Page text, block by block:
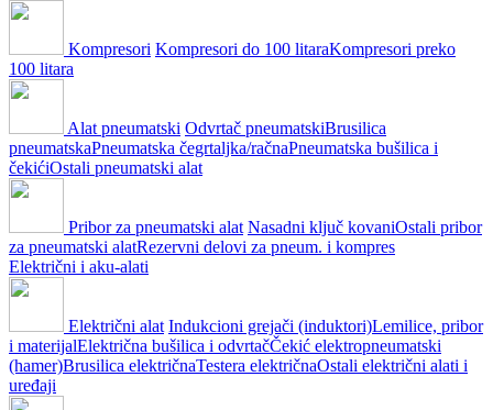
Kompresori Kompresori do 100 litaraKompresori preko
100 litara
Alat pneumatski Odvrtač pneumatskiBrusilica
pneumatskaPneumatska čegrtaljka/račnaPneumatska bušilica i
čekićiOstali pneumatski alat
Pribor za pneumatski alat Nasadni ključ kovaniOstali pribor
za pneumatski alatRezervni delovi za pneum. i kompres
Električni i aku-alati
Električni alat Indukcioni grejači (induktori)Lemilice, pribor
i materijalElektrična bušilica i odvrtačČekić elektropneumatski
(hamer)Brusilica električnaTestera električnaOstali električni alati i
uređaji